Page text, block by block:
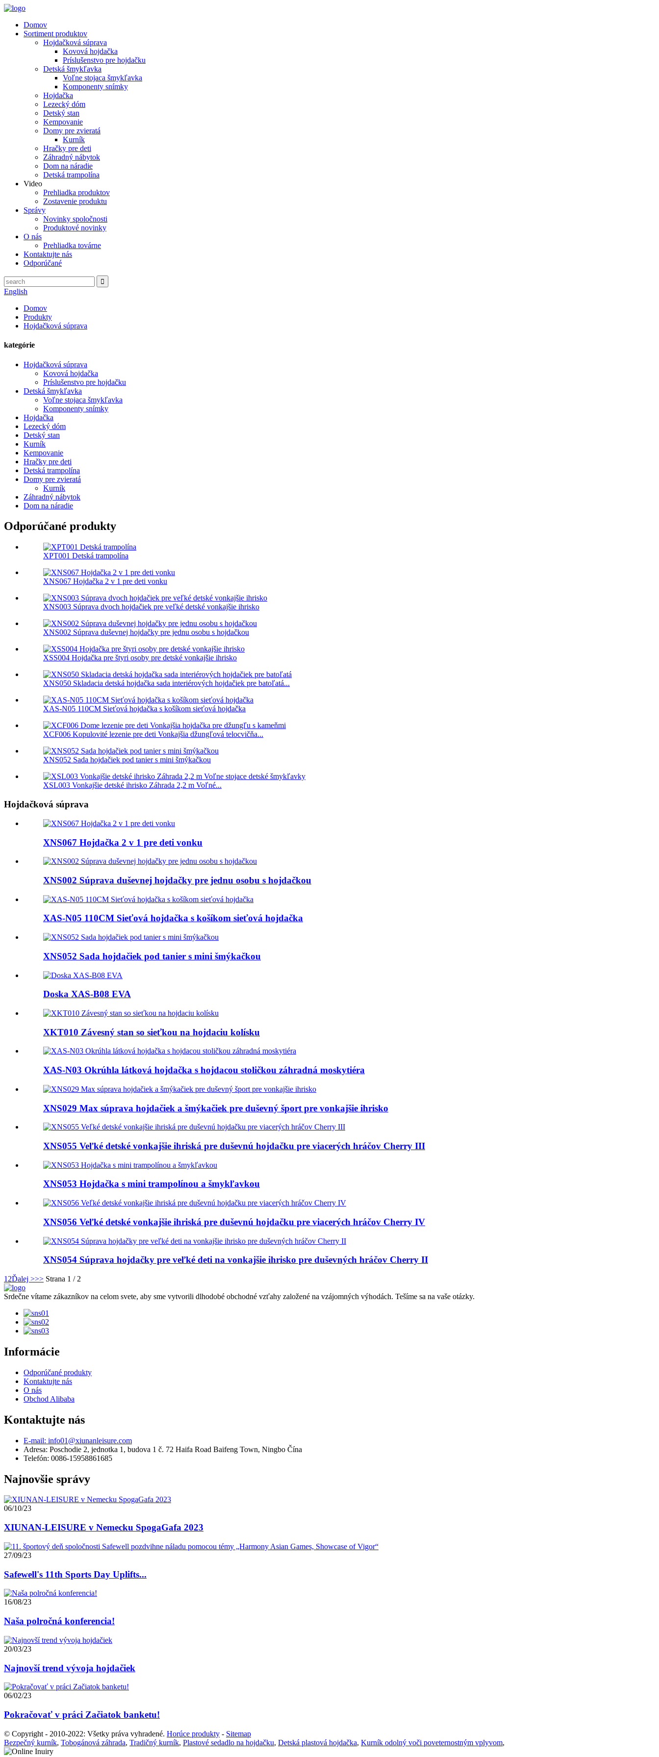
Domov
Sortiment produktov
Hojdačková súprava
Kovová hojdačka
Príslušenstvo pre hojdačku
Detská šmykľavka
Voľne stojaca šmykľavka
Komponenty snímky
Hojdačka
Lezecký dóm
Detský stan
Kempovanie
Domy pre zvieratá
Kurník
Hračky pre deti
Záhradný nábytok
Dom na náradie
Detská trampolína
Video
Prehliadka produktov
Zostavenie produktu
Správy
Novinky spoločnosti
Produktové novinky
O nás
Prehliadka továrne
Kontaktujte nás
Odporúčané
English
Domov
Produkty
Hojdačková súprava
kategórie
Hojdačková súprava
Kovová hojdačka
Príslušenstvo pre hojdačku
Detská šmykľavka
Voľne stojaca šmykľavka
Komponenty snímky
Hojdačka
Lezecký dóm
Detský stan
Kurník
Kempovanie
Hračky pre deti
Detská trampolína
Domy pre zvieratá
Kurník
Záhradný nábytok
Dom na náradie
Odporúčané produkty
XPT001 Detská trampolína
XNS067 Hojdačka 2 v 1 pre deti vonku
XNS003 Súprava dvoch hojdačiek pre veľké detské vonkajšie ihrisko
XNS002 Súprava duševnej hojdačky pre jednu osobu s hojdačkou
XSS004 Hojdačka pre štyri osoby pre detské vonkajšie ihrisko
XNS050 Skladacia detská hojdačka sada interiérových hojdačiek pre batoľatá...
XAS-N05 110CM Sieťová hojdačka s košíkom sieťová hojdačka
XCF006 Kopulovité lezenie pre deti Vonkajšia džungľová telocvičňa...
XNS052 Sada hojdačiek pod tanier s mini šmýkačkou
XSL003 Vonkajšie detské ihrisko Záhrada 2,2 m Voľné...
Hojdačková súprava
XNS067 Hojdačka 2 v 1 pre deti vonku
XNS002 Súprava duševnej hojdačky pre jednu osobu s hojdačkou
XAS-N05 110CM Sieťová hojdačka s košíkom sieťová hojdačka
XNS052 Sada hojdačiek pod tanier s mini šmýkačkou
Doska XAS-B08 EVA
XKT010 Závesný stan so sieťkou na hojdaciu kolísku
XAS-N03 Okrúhla látková hojdačka s hojdacou stoličkou záhradná moskytiéra
XNS029 Max súprava hojdačiek a šmýkačiek pre duševný šport pre vonkajšie ihrisko
XNS055 Veľké detské vonkajšie ihriská pre duševnú hojdačku pre viacerých hráčov Cherry III
XNS053 Hojdačka s mini trampolínou a šmykľavkou
XNS056 Veľké detské vonkajšie ihriská pre duševnú hojdačku pre viacerých hráčov Cherry IV
XNS054 Súprava hojdačky pre veľké deti na vonkajšie ihrisko pre duševných hráčov Cherry II
1 2Ďalej >>> Strana 1 / 2
Srdečne vítame zákazníkov na celom svete, aby sme vytvorili dlhodobé obchodné vzťahy založené na vzájomných výhodách. Tešíme sa na vaše otázky.
Informácie
Odporúčané produkty
Kontaktujte nás
O nás
Obchod Alibaba
Kontaktujte nás
E-mail: info01@xiunanleisure.com
Adresa: Poschodie 2, jednotka 1, budova 1 č. 72 Haifa Road Baifeng Town, Ningbo Čína
Telefón: 0086-15958861685
Najnovšie správy
06/10/23
XIUNAN-LEISURE v Nemecku SpogaGafa 2023
27/09/23
Safewell's 11th Sports Day Uplifts...
16/08/23
Naša polročná konferencia!
20/03/23
Najnovší trend vývoja hojdačiek
06/02/23
Pokračovať v práci Začiatok banketu!
© Copyright - 2010-2022: Všetky práva vyhradené. Horúce produkty - Sitemap
Bezpečný kurník, Tobogánová záhrada, Tradičný kurník, Plastové sedadlo na hojdačku, Detská plastová hojdačka, Kurník odolný voči poveternostným vplyvom,